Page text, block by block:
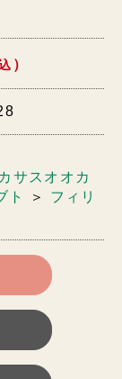
）
サスオオカ
ト ＞
フィリ